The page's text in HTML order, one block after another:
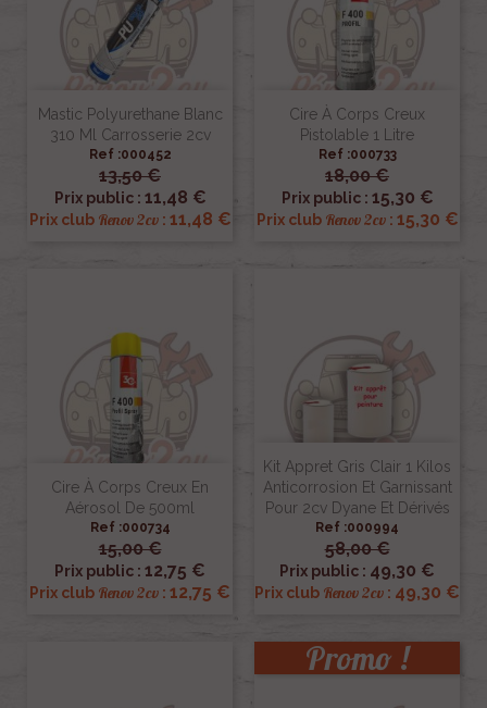
Mastic Polyurethane Blanc
310 Ml Carrosserie 2cv
Ref :000452
13,50 €
Prix public : 11,48 €
Prix club Renov 2cv: 11,48 €
Cire À Corps Creux
Pistolable 1 Litre
Ref :000733
18,00 €
Prix public : 15,30 €
Prix club Renov 2cv: 15,30 €
Cire À Corps Creux En
Aérosol De 500ml
Ref :000734
15,00 €
Prix public : 12,75 €
Prix club Renov 2cv : 12,75 €
Kit Appret Gris Clair 1 Kilos
Anticorrosion Et Garnissant
Pour 2cv Dyane Et Dérivés
Ref :000994
58,00 €
Prix public : 49,30 €
Prix club Renov 2cv : 49,30 €
Promo !